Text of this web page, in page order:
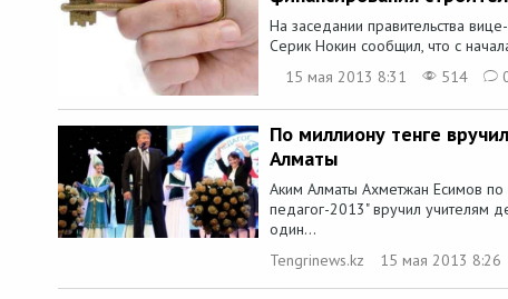
На заседании правительства
Серик Нокин сообщил, что с
15 мая 2013 8:31
514
По миллиону тенге
Алматы
Аким Алматы Ахметжан Есимов по
педагог-2013" вручил учителям
один...
Tengrinews.kz
15 мая 2013 8:26